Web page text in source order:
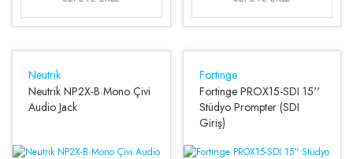
Neutrik
Neutrik NP2X-B Mono Çivi
Audio Jack
Fortinge
Fortinge PROX15-SDI 15''
Stüdyo Prompter (SDI
Giriş)